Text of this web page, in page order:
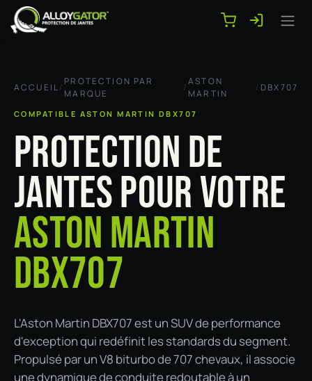
Se rendre au contenu
ACCUEIL/
PROTECTION PAR
MARQUE
/
ASTON
MARTIN
/ DBX707
COMPATIBLE ASTON MARTIN DBX707
PROTECTION DE
JANTES POUR VOTRE
ASTON MARTIN
DBX707
L'Aston Martin DBX707 est un SUV de performance
d'exception qui redéfinit les standards du segment.
Propulsé par un V8 biturbo de 707 chevaux, il associe
une dynamique de conduite redoutable à un